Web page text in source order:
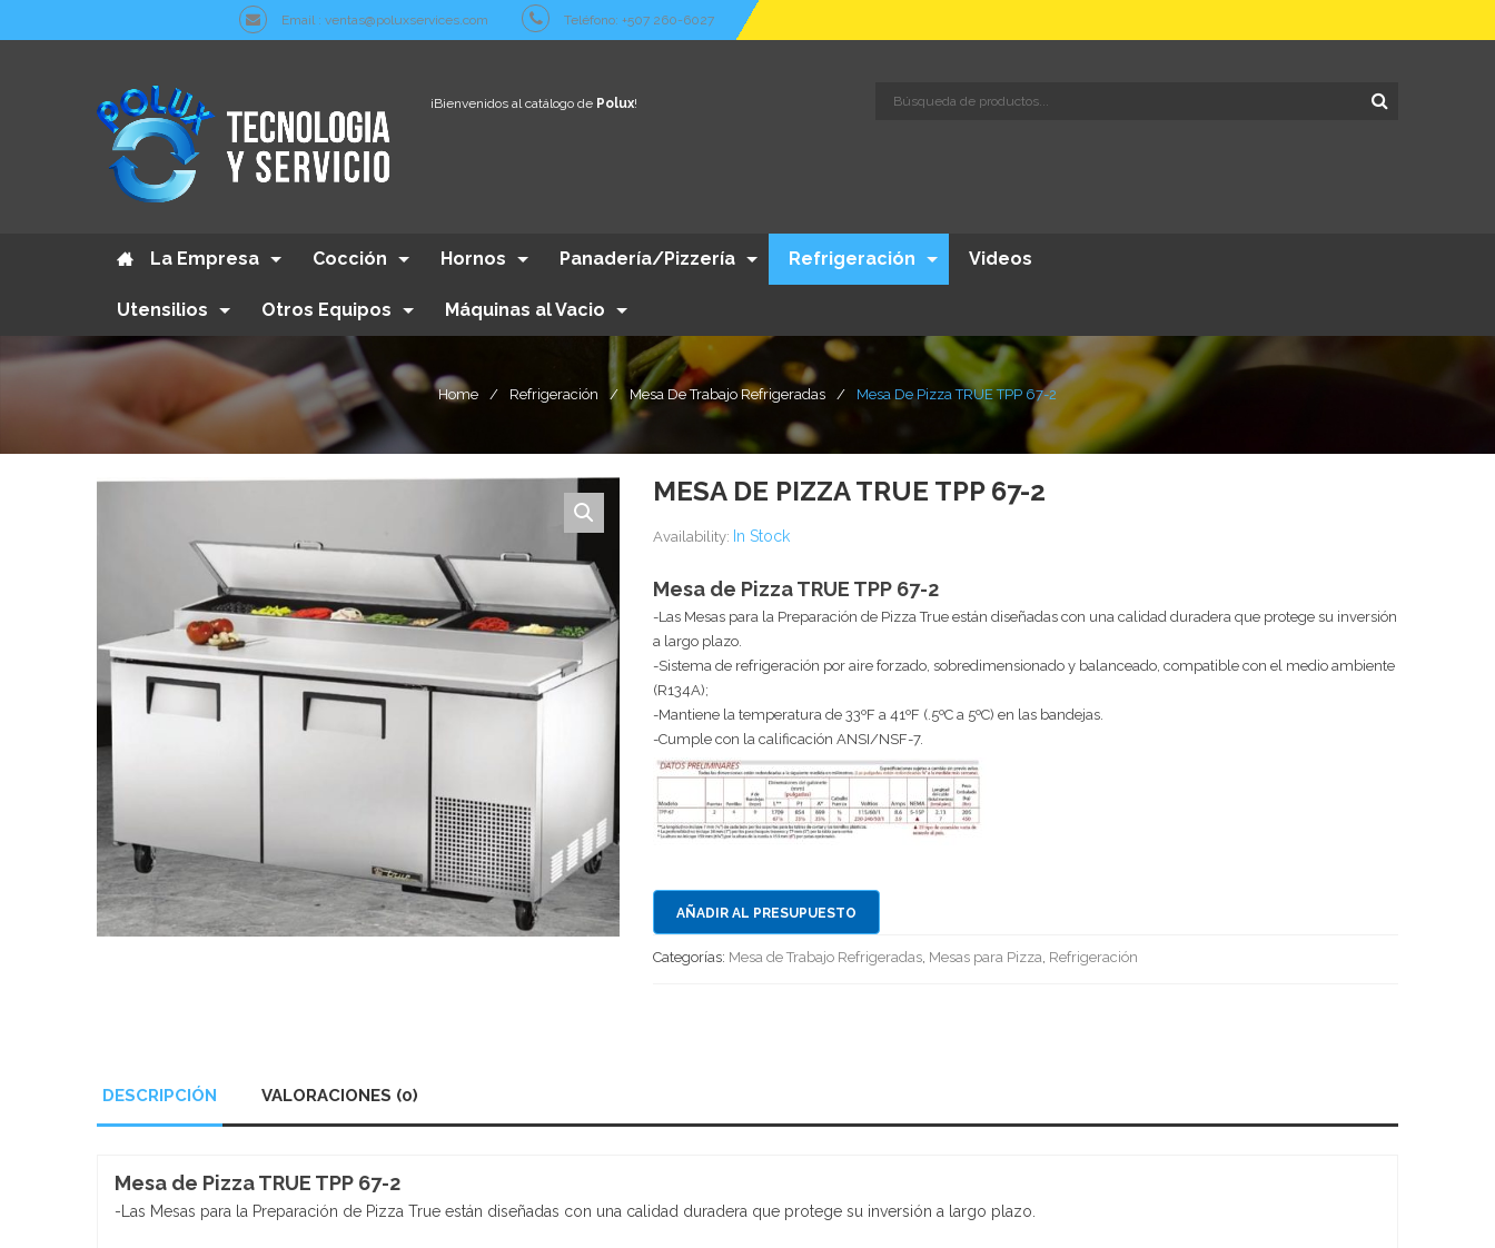
Email : ventas@poluxservices.com Teléfono: +507 260-6027
¡Bienvenidos al catálogo de Polux!
La Empresa Cocción Hornos Panadería/Pizzería Refrigeración Videos
Utensilios Otros Equipos Máquinas al Vacio
Home / Refrigeración / Mesa De Trabajo Refrigeradas / Mesa De Pizza TRUE TPP 67-2
MESA DE PIZZA TRUE TPP 67-2
Availability: In Stock
Mesa de Pizza TRUE TPP 67-2
-Las Mesas para la Preparación de Pizza True están diseñadas con una calidad duradera que protege su inversión
a largo plazo.
-Sistema de refrigeración por aire forzado, sobredimensionado y balanceado, compatible con el medio ambiente
(R134A);
-Mantiene la temperatura de 33ºF a 41ºF (.5ºC a 5ºC) en las bandejas.
-Cumple con la calificación ANSI/NSF-7.
AÑADIR AL PRESUPUESTO
Categorías: Mesa de Trabajo Refrigeradas, Mesas para Pizza, Refrigeración
DESCRIPCIÓN VALORACIONES (0)
Mesa de Pizza TRUE TPP 67-2
-Las Mesas para la Preparación de Pizza True están diseñadas con una calidad duradera que protege su inversión a largo plazo.